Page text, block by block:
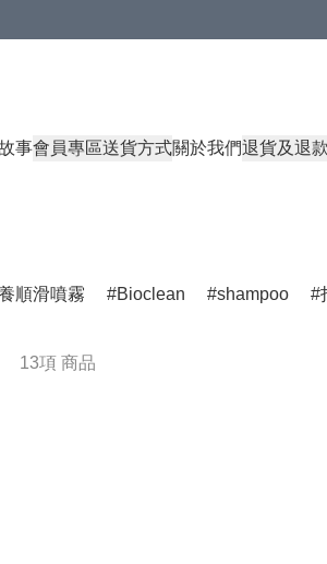
事會員專區送貨方式關於我們退貨及退
順滑噴霧 Bioclean shampoo
13項 商品